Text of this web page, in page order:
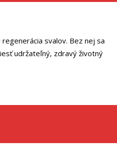
svalov. Bez nej sa
udržateľný, zdravý životný